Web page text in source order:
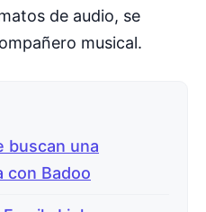
de audio, se
musical.
buscan una
con Badoo